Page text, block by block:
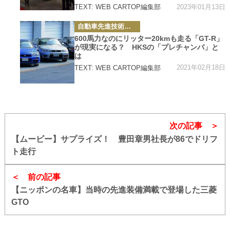
TEXT: WEB CARTOP編集部 2023年01月13日
カ
テ
ゴ
リ
ー
自動車先進技術・テクノロジーニュース
600馬力なのにリッター20kmも走る「GT-R」
が現実になる？ HKSの「プレチャンバ」と
は
TEXT: WEB CARTOP編集部 2021年02月18日
前の記事
【ニッポンの名車】当時の先進装備満載で登場した三菱
GTO
次の記事
【ムービー】サプライズ！ 豊田章男社長が86でドリフ
ト走行